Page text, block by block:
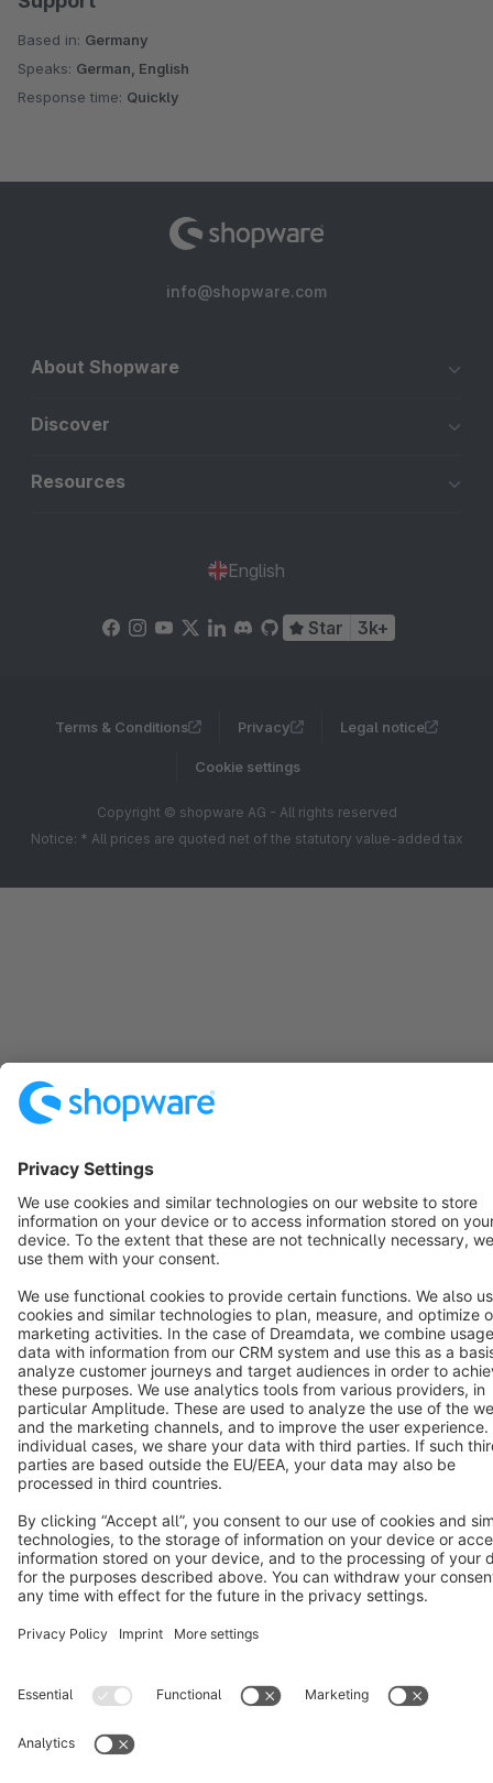
Based in: Germany
Speaks: German, English
Response time: Quickly
info@shopware.com
About Shopware
Discover
Resources
English
Star 3k+
Terms & Conditions Privacy Legal notice
Cookie settings
Copyright © shopware AG - All rights reserved
Notice: * All prices are quoted net of the statutory value-added tax